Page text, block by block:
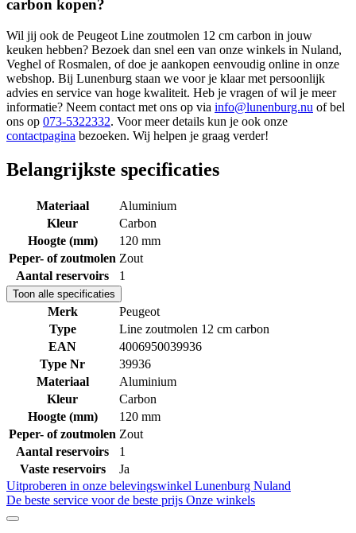
carbon kopen?
Wil jij ook de Peugeot Line zoutmolen 12 cm carbon in jouw
keuken hebben? Bezoek dan snel een van onze winkels in Nuland,
Veghel of Rosmalen, of doe je aankopen eenvoudig online in onze
webshop. Bij Lunenburg staan we voor je klaar met persoonlijk
advies en service van hoge kwaliteit. Heb je vragen of wil je meer
informatie? Neem contact met ons op via info@lunenburg.nu of bel
ons op 073-5322332. Voor meer details kun je ook onze
contactpagina bezoeken. Wij helpen je graag verder!
Belangrijkste specificaties
Materiaal
Aluminium
Kleur
Carbon
Hoogte (mm)
120 mm
Peper- of zoutmolen Zout
Aantal reservoirs
1
Toon alle specificaties
Merk
Peugeot
Type
Line zoutmolen 12 cm carbon
EAN
4006950039936
Type Nr
39936
Materiaal
Aluminium
Kleur
Carbon
Hoogte (mm)
120 mm
Peper- of zoutmolen Zout
Aantal reservoirs
1
Vaste reservoirs
Ja
Uitproberen in onze belevingswinkel Lunenburg Nuland
De beste service voor de beste prijs Onze winkels